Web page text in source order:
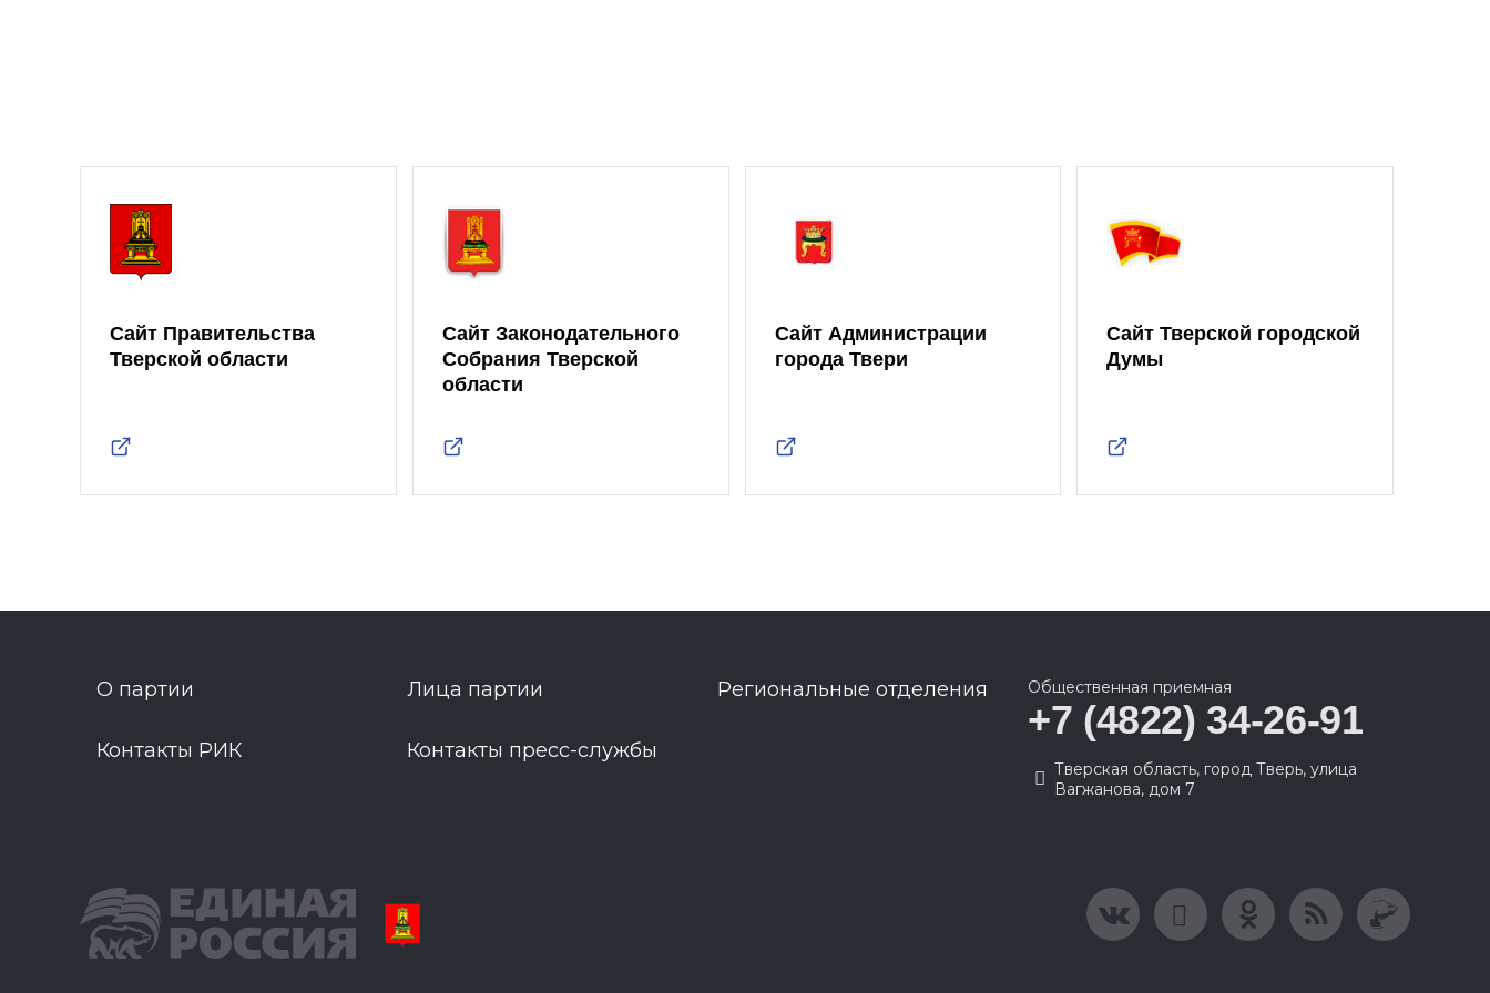
Сайт Правительства
Тверской области
Сайт Законодательного
Собрания Тверской
области
Сайт Администрации
города Твери
Сайт Тверской городской
Думы
О партии Лица партии Региональные отделения
Контакты РИК Контакты пресс-службы
Общественная приемная
+7 (4822) 34-26-91
Тверская область, город Тверь, улица
Вагжанова, дом 7